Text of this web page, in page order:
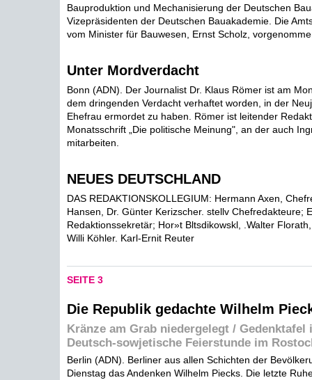
Bauproduktion und Mechanisierung der Deutschen
Vizepräsidenten der Deutschen Bauakademie. Die
vom Minister für Bauwesen, Ernst Scholz,
Unter Mordverdacht
Bonn (ADN). Der Journalist Dr. Klaus Römer ist am
dem dringenden Verdacht verhaftet worden, in der
Ehefrau ermordet zu haben. Römer ist leitender
Monatsschrift „Die politische Meinung", an der auch
mitarbeiten.
NEUES DEUTSCHLAND
DAS REDAKTIONSKOLLEGIUM: Hermann Axen,
Hansen, Dr. Günter Kerizscher. stellv Chefredakteure;
Redaktionssekretär; Hor»t Bltsdikowskl, .Walter
Willi Köhler. Karl-Ernit Reuter
SEITE 3
Die Republik gedachte Wilhelm
Kränze am Grab niedergelegt / Gedenktafel
Deutsch-sowjetische Feierstunde im
Berlin (ADN). Berliner aus allen Schichten der
Dienstag das Andenken Wilhelm Piecks. Die letzte